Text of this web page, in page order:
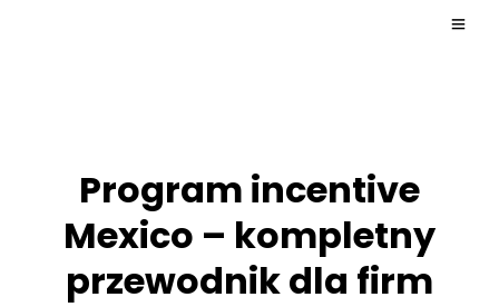
Program incentive
Mexico – kompletny
przewodnik dla firm